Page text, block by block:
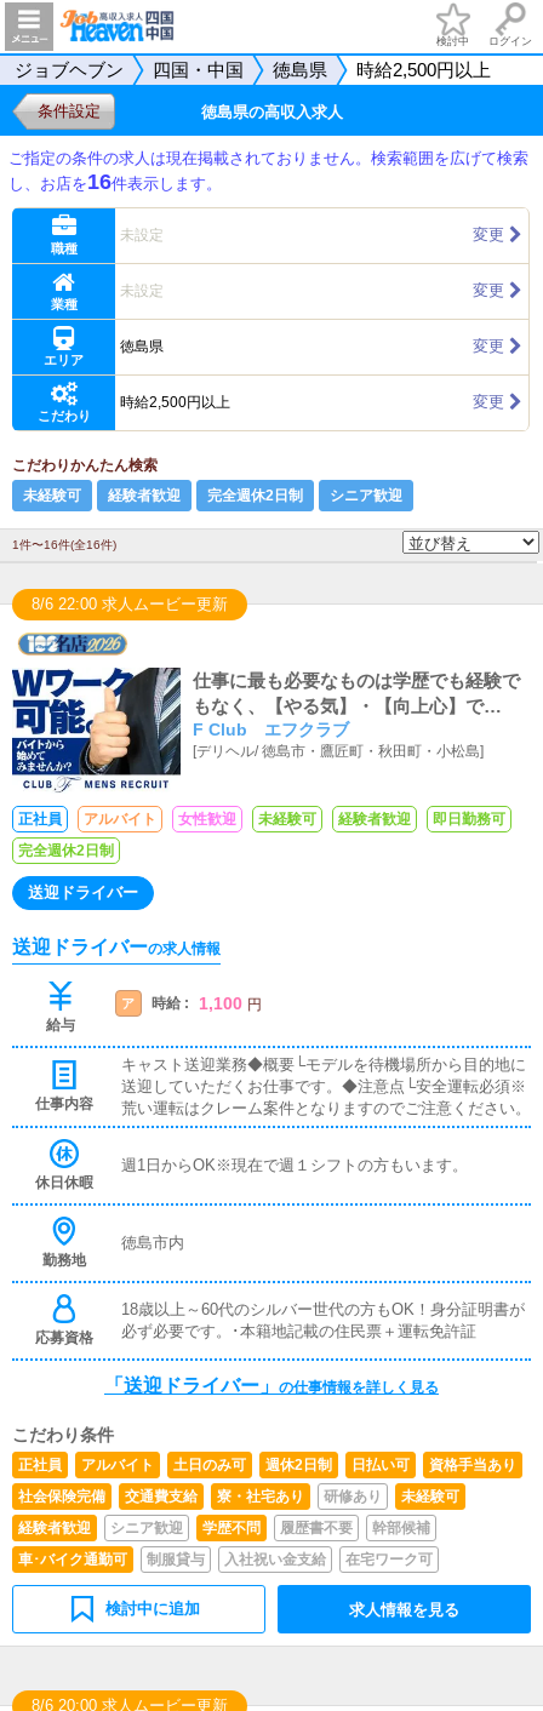
検討中 ログイン
ジョブヘブン 四国・中国 徳島県 時給2,500円以上
条件設定 徳島県の高収入求人
ご指定の条件の求人は現在掲載されておりません。検索範囲を広げて検索
し、お店を16件表示します。
職種
未設定 変更
業種
未設定 変更
エリア
徳島県 変更
こだわり
時給2,500円以上 変更
こだわりかんたん検索
未経験可
経験者歓迎 完全週休2日制 シニア歓迎
1件〜16件(全16件)
8/6 22:00 求人ムービー更新
仕事に最も必要なものは学歴でも経験で
もなく、【やる気】・【向上心】で
す！！充実した人生を勝ち取ってみませ
んか？
F Club エフクラブ
[デリヘル/徳島市・鷹匠町・秋田町・小松島]
正社員 アルバイト 女性歓迎 未経験可 経験者歓迎
即日勤務可
完全週休2日制
送迎ドライバー
送迎ドライバーの求人情報
給与
ア 時給 : 1,100 円
仕事内容
キャスト送迎業務◆概要└モデルを待機場所から目的地に
送迎していただくお仕事です。◆注意点└安全運転必須※
荒い運転はクレーム案件となりますのでご注意ください。
休日休暇
週1日からOK※現在で週１シフトの方もいます。
勤務地
徳島市内
応募資格
18歳以上～60代のシルバー世代の方もOK！身分証明書が
必ず必要です。･本籍地記載の住民票＋運転免許証
「送迎ドライバー」 の仕事情報を詳しく見る
こだわり条件
正社員 アルバイト 土日のみ可 週休2日制 日払い可
資格手当あり
社会保険完備
交通費支給 寮・社宅あり 研修あり
未経験可
経験者歓迎
シニア歓迎 学歴不問 履歴書不要
幹部候補
車･バイク通勤可
制服貸与 入社祝い金支給 在宅ワーク可
検討中に追加 求人情報を見る
8/6 20:00 求人ムービー更新